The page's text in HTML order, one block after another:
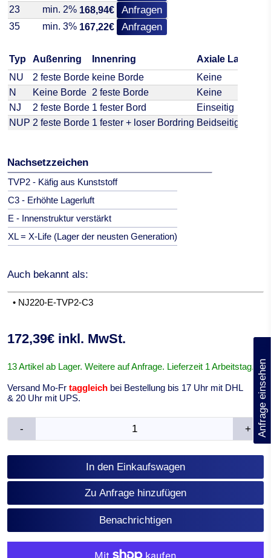
23 min. 2% 168,94€ Anfragen
35 min. 3% 167,22€ Anfragen
Typ Außenring Innenring
Axiale
NU
2 feste Borde keine Borde
Keine
N
Keine Borde 2 feste Borde
Keine
NJ
2 feste Borde 1 fester Bord
Einseitig
NUP 2 feste Borde 1 fester + loser Bordring Beidseitig
Nachsetzzeichen
TVP2 - Käfig aus Kunststoff
C3 - Erhöhte Lagerluft
E - Innenstruktur verstärkt
XL = X-Life (Lager der neusten Generation)
Auch bekannt als:
• NJ220-E-TVP2-C3
172,39€ inkl. MwSt.
13 Artikel ab Lager. Weitere auf Anfrage. Lieferzeit 1 Arbeitstag.
Versand Mo-Fr taggleich bei Bestellung bis 17 Uhr mit DHL
& 20 Uhr mit UPS.
- +
In den Einkaufswagen
Zu Anfrage hinzufügen
Benachrichtigen
Anfrage einsehen